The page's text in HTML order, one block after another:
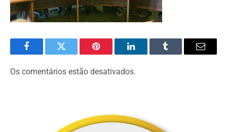
FacebookTwitter Pinterest O
LinkedIn
Tumblr
E-
Os comentários estão desativados.